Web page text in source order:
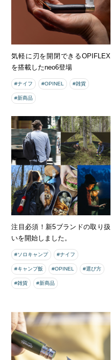
気軽に刃を開閉できるOPIFLEX
を搭載したneo6登場
#ナイフ #OPINEL #雑貨
#新商品
注目必須！新5ブランドの取り扱
いを開始しました。
#ソロキャンプ #ナイフ
#キャンプ飯 #OPINEL #選び方
#雑貨 #新商品